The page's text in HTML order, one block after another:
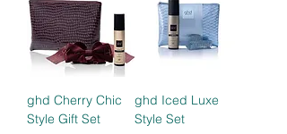
ghd Cherry Chic
Style Gift Set
ghd Iced Luxe
Style Set